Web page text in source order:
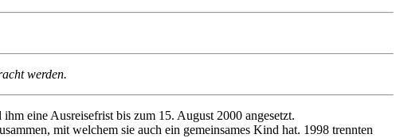
werden.
eine Ausreisefrist bis zum 15. August 2000 angesetzt.
mit welchem sie auch ein gemeinsames Kind hat. 1998 trennten